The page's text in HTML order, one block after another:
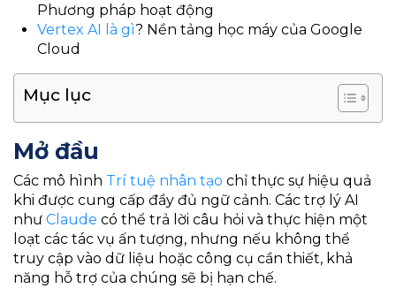
Phương pháp hoạt động
Vertex AI là gì? Nền tảng học máy của Google
Cloud
Mục lục
Mở đầu
Các mô hình Trí tuệ nhân tạo chỉ thực sự hiệu quả
khi được cung cấp đầy đủ ngữ cảnh. Các trợ lý AI
như Claude có thể trả lời câu hỏi và thực hiện một
loạt các tác vụ ấn tượng, nhưng nếu không thể
truy cập vào dữ liệu hoặc công cụ cần thiết, khả
năng hỗ trợ của chúng sẽ bị hạn chế.